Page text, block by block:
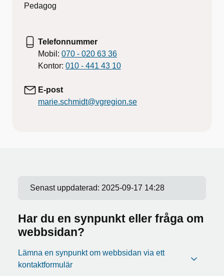
Pedagog
Telefonnummer
Mobil: 070 - 020 63 36
Kontor: 010 - 441 43 10
E-post
marie.schmidt@vgregion.se
Senast uppdaterad: 2025-09-17 14:28
Har du en synpunkt eller fråga om
webbsidan?
Lämna en synpunkt om webbsidan via ett
kontaktformulär